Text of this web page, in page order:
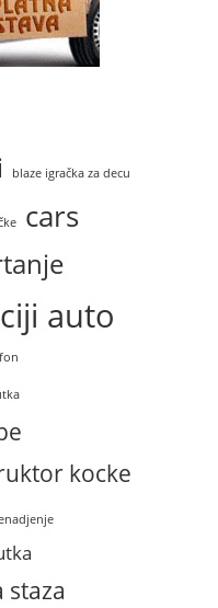
blaze igračka za decu
cars
auto
kocke
staza